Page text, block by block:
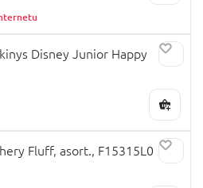
Disney Junior Happy
Fluff, asort., F15315L0